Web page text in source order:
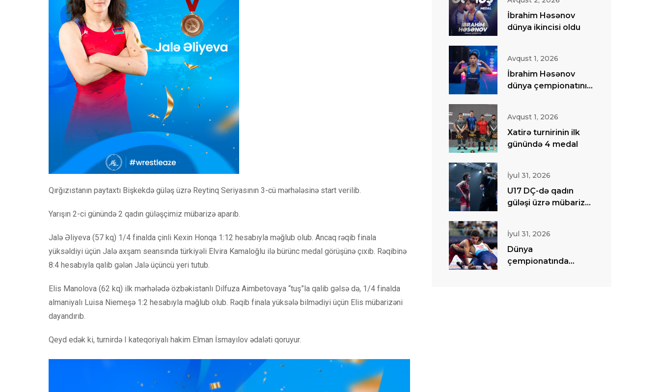
Qırğızıstanın paytaxtı Bişkekdə güləş üzrə Reytinq Seriyasının 3-cü mərhələsinə start verilib.
Yarışın 2-ci günündə 2 qadın güləşçimiz mübarizə aparıb.
Jalə Əliyeva (57 kq) 1/4 finalda çinli Kexin Honqa 1:12 hesabıyla məğlub olub. Ancaq rəqib finala
yüksəldiyi üçün Jalə axşam seansında türkiyəli Elvira Kamaloğlu ilə bürünc medal görüşünə çıxıb. Rəqibinə
8:4 hesabıyla qalib gələn Jalə üçüncü yeri tutub.
Elis Manolova (62 kq) ilk mərhələdə özbəkistanlı Dilfuza Aimbetovaya “tuş”la qalib gəlsə də, 1/4 finalda
almaniyalı Luisa Niemeşə 1:2 hesabıyla məğlub olub. Rəqib finala yüksələ bilmədiyi üçün Elis mübarizəni
dayandırıb.
Qeyd edək ki, turnirdə I kateqoriyalı hakim Elman İsmayılov ədaləti qoruyur.
İbrahim Həsənov
dünya ikincisi oldu
Avqust 1, 2026
İbrahim Həsənov
dünya çempionatının
Avqust 1, 2026
Xatirə turnirinin ilk
günündə 4 medal
İyul 31, 2026
U17 DÇ-də qadın
güləşi üzrə mübarizə
İyul 31, 2026
Dünya
çempionatında